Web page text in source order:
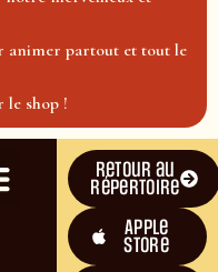
animer partout et tout le
le shop !
Retour au
répertoire
Apple
Store